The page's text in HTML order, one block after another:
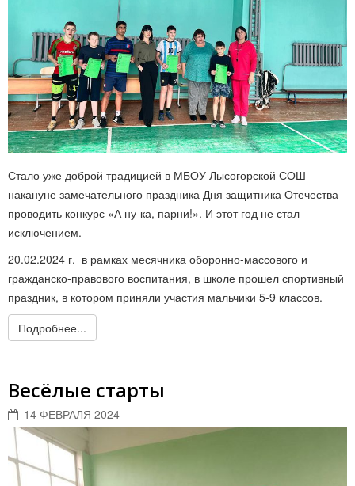
Стало уже доброй традицией в МБОУ Лысогорской СОШ
накануне замечательного праздника Дня защитника Отечества
проводить конкурс «А ну-ка, парни!». И этот год не стал
исключением.
20.02.2024 г. в рамках месячника оборонно-массового и
гражданско-правового воспитания, в школе прошел спортивный
праздник, в котором приняли участия мальчики 5-9 классов.
Подробнее...
Весёлые старты
14 ФЕВРАЛЯ 2024